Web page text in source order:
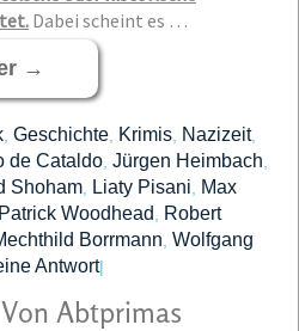
Dabei scheint es …
→
Geschichte Krimis Nazizeit,
de Cataldo Jürgen Heimbach
Shoham Liaty Pisani
Max
Patrick Woodhead
Robert
Borrmann Wolfgang
Antwort|
Von Abtprimas